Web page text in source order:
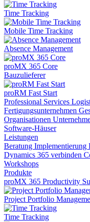
Time Tracking
Mobile Time Tracking
Absence Management
proMX 365 Core
Bauzulieferer
proRM Fast Start
Professional Services
Fertigungsunternehmen
Organisationen
Software-Häuser
Leistungen
Beratung Implementierung
Dynamics 365 verbinden
Workshops
Produkte
proMX 365 Productivity
Project Portfolio
Time Tracking